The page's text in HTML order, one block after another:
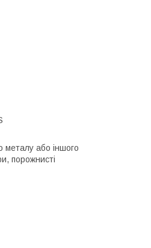
металу або іншого
порожнисті